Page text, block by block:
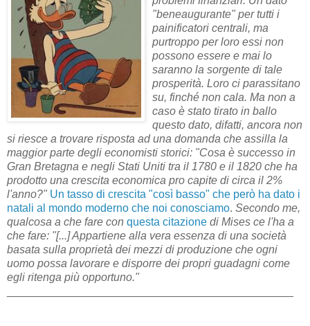
"beneaugurante" per tutti i
painificatori centrali, ma
purtroppo per loro essi non
possono essere e mai lo
saranno la sorgente di tale
prosperità. Loro ci parassitano
su, finché non cala. Ma non a
caso è stato tirato in ballo
questo dato, difatti, ancora non
si riesce a trovare risposta ad una domanda che assilla la
maggior parte degli economisti storici: "Cosa è successo in
Gran Bretagna e negli Stati Uniti tra il 1780 e il 1820 che ha
prodotto una crescita economica pro capite di circa il 2%
l'anno?" Un tasso di crescita "così basso" che però ha dato i
natali al mondo moderno che noi conosciamo. Secondo me,
qualcosa a che fare con questa citazione di Mises ce l'ha a
che fare: "[...] Appartiene alla vera essenza di una società
basata sulla proprietà dei mezzi di produzione che ogni
uomo possa lavorare e disporre dei propri guadagni come
egli ritenga più opportuno."